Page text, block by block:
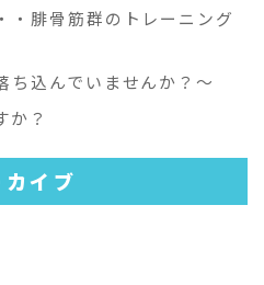
・腓骨筋群のトレーニング
ち込んでいませんか？～
か？
カイブ